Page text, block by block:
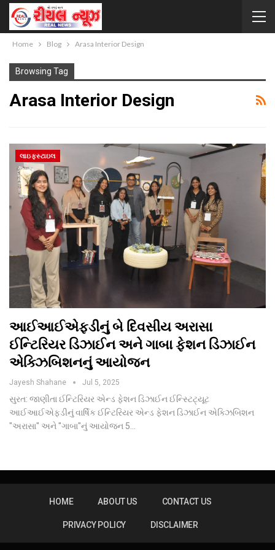
Home Blog Arasa Interior Design
Browsing Tag
Arasa Interior Design
લાઇફસ્ટાઇલ
આઈઆઈએફડીનું બે દિવસીય અરાસા
ઈન્ટિરિયર ડિઝાઈન અને ગાબા ફેશન ડિઝાઈન
એક્ઝિબિશનનું આયોજન
Jayesh Shahane Jul 5, 2025
સુરત: જાણીતા ઈન્ટિરિયર એન્ડ ફેશન ડિઝાઈન ઈન્સ્ટિટ્યૂટ
આઈઆઈએફડીનું વાર્ષિક ઈન્ટિરિયર એન્ડ ફેશન ડિઝાઈન એક્ઝિબિશન
"અરાસા" અને "ગાબા"નું આયોજન 5…
HOME ABOUT US CONTACT US
PRIVACY POLICY DISCLAIMER